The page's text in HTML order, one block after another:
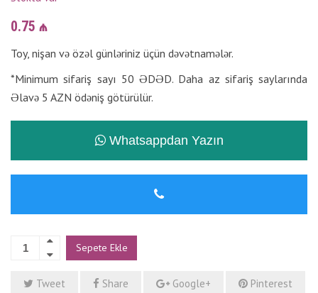
0.75 ₼
Toy, nişan və özəl günləriniz üçün dəvətnamələr.
*Minimum sifariş sayı 50 ƏDƏD. Daha az sifariş saylarında
Əlavə 5 AZN ödəniş götürülür.
Whatsappdan Yazın
Sepete Ekle
Tweet Share Google+ Pinterest